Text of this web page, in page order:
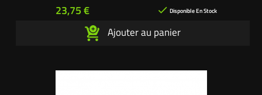
Prix
23,75 €  Disponible En Stock
Ajouter au panier